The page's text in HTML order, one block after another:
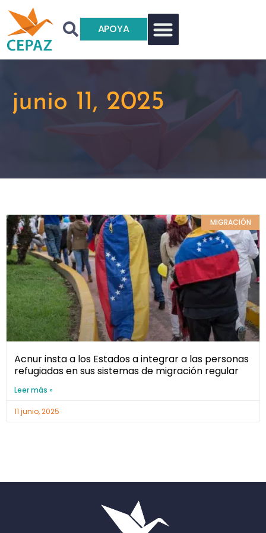
APOYA
junio 11, 2025
MIGRACIÓN
Acnur insta a los Estados a integrar a las personas
refugiadas en sus sistemas de migración regular
Leer más »
11 junio, 2025